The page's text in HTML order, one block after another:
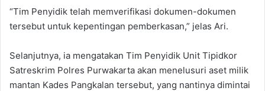
“Tim Penyidik telah memverifikasi dokumen-dokumen
tersebut untuk kepentingan pemberkasan,” jelas Ari.
Selanjutnya, ia mengatakan Tim Penyidik Unit Tipidkor
Satreskrim Polres Purwakarta akan menelusuri aset milik
mantan Kades Pangkalan tersebut, yang nantinya dimintai